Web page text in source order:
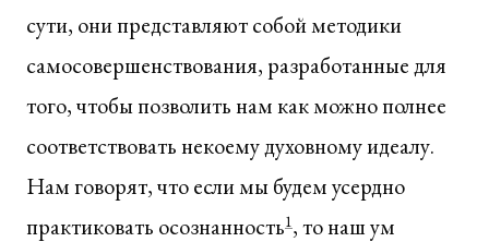
сути, они представляют собой методики
самосовершенствования, разработанные для
того, чтобы позволить нам как можно полнее
соответствовать некоему духовному идеалу.
Нам говорят, что если мы будем усердно
практиковать осознанность1 , то наш ум